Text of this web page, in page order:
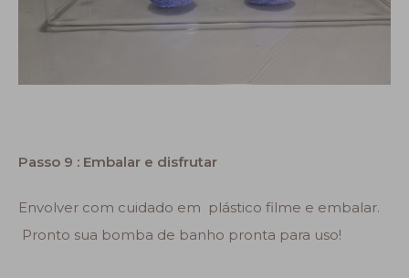
Passo 9 : Embalar e disfrutar
Envolver com cuidado em plástico filme e embalar.
Pronto sua bomba de banho pronta para uso!